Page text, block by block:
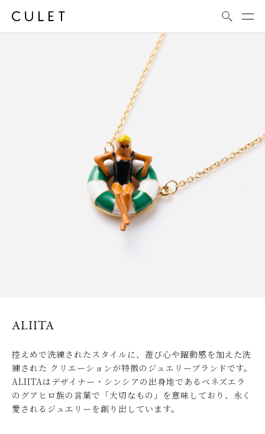
ALIITA
控えめで洗練されたスタイルに、遊び心や躍動感を加えた洗
練された クリエーションが特徴のジュエリーブランドです。
ALIITAはデザイナー・シンシアの出身地であるベネズエラ
のグアヒロ族の言葉で「大切なもの」を意味しており、永く
愛されるジュエリーを創り出しています。